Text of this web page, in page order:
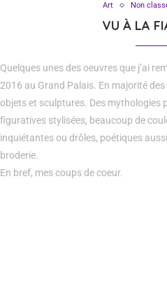
Art Non
VU À LA
Quelques unes des oeuvres que j’ai
2016 au Grand Palais. En majorité
objets et sculptures. Des mythologies
figuratives stylisées, beaucoup de
inquiétantes ou drôles, poétiques
broderie.
En bref, mes coups de coeur.